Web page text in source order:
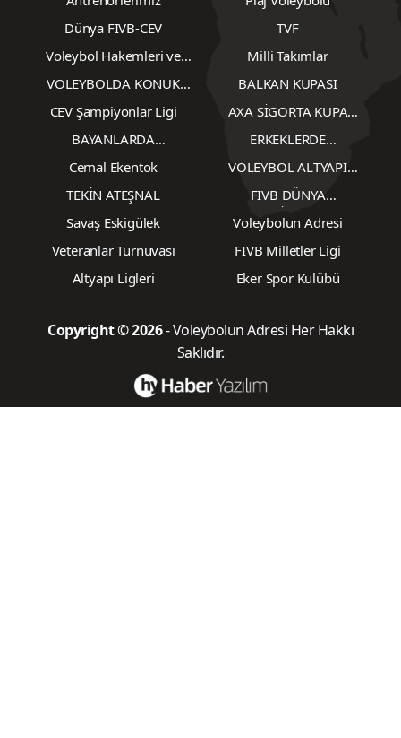
Dünya FIVB-CEV
TVF
Voleybol Hakemleri ve
Milli Takımlar
VOLEYBOLDA KONUK
YAZARLAR
BALKAN KUPASI
CEV Şampiyonlar Ligi
AXA SİGORTA KUPA
BAYANLARDA
TRANSFERLER
ERKEKLERDE
Cemal Ekentok
VOLEYBOL ALTYAPI
KARŞILAŞMALARI
TEKİN ATEŞNAL
FIVB DÜNYA
ŞAMPİYONASI
Savaş Eskigülek
Voleybolun Adresi
Veteranlar Turnuvası
FIVB Milletler Ligi
Altyapı Ligleri
Eker Spor Kulübü
Copyright © 2026- Voleybolun Adresi Her Hakkı
Saklıdır.